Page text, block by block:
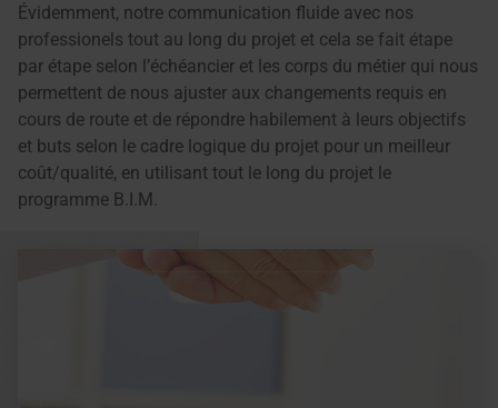
Évidemment, notre communication fluide avec nos
professionels tout au long du projet et cela se fait étape
par étape selon l’échéancier et les corps du métier qui nous
permettent de nous ajuster aux changements requis en
cours de route et de répondre habilement à leurs objectifs
et buts selon le cadre logique du projet pour un meilleur
coût/qualité, en utilisant tout le long du projet le
programme B.I.M.